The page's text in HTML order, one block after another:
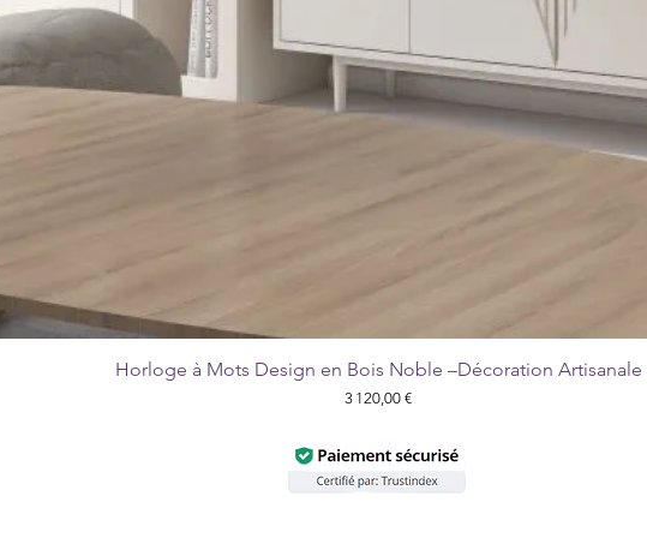
Aperçu rapide
Horloge à Mots Design en Bois Noble –Décoration Artisanale
Prix
3 120,00 €